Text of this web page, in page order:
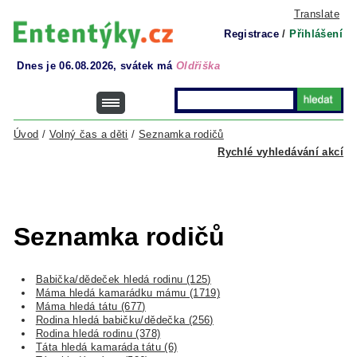
Translate
Registrace / Přihlášení
Dnes je 06.08.2026, svátek má Oldřiška
Rychlé vyhledávání akcí
Úvod / Volný čas a děti /Seznamka rodičů
Seznamka rodičů
Babička/dědeček hledá rodinu (125)
Máma hledá kamarádku mámu (1719)
Máma hledá tátu (677)
Rodina hledá babičku/dědečka (256)
Rodina hledá rodinu (378)
Táta hledá kamaráda tátu (6)